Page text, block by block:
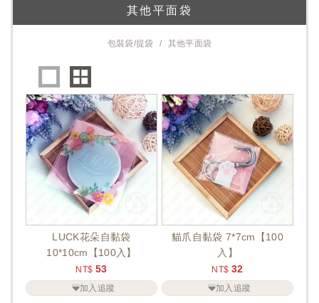
其他平面袋
包裝袋/提袋 其他平面袋
LUCK花朵自黏袋
10*10cm【100入】
NT$ 53
加入追蹤
貓爪自黏袋 7*7cm【100
入】
NT$ 32
加入追蹤